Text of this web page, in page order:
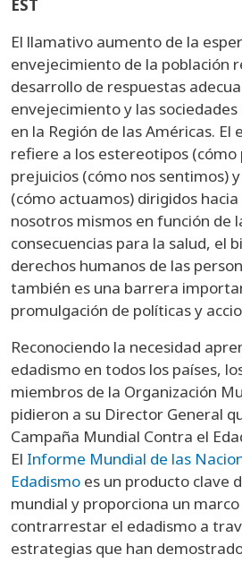
EST
El llamativo aumento de la
envejecimiento de la población
desarrollo de respuestas
envejecimiento y las
en la Región de las Américas. El
refiere a los estereotipos (cómo
prejuicios (cómo nos sentimos)
(cómo actuamos) dirigidos
nosotros mismos en función de
consecuencias para la salud, el
derechos humanos de las
también es una barrera
promulgación de políticas y
Reconociendo la necesidad
edadismo en todos los países,
miembros de la Organización
pidieron a su Director General
Campaña Mundial Contra el
El Informe Mundial de las
Edadismo es un producto clave
mundial y proporciona un
contrarrestar el edadismo a
estrategias que han